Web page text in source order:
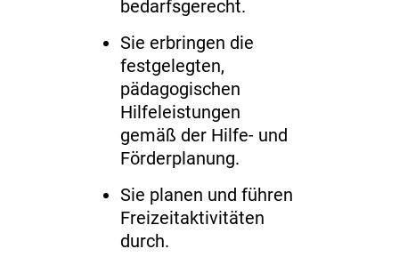
bedarfsgerecht.
Sie erbringen die
festgelegten,
pädagogischen
Hilfeleistungen
gemäß der Hilfe- und
Förderplanung.
Sie planen und führen
Freizeitaktivitäten
durch.